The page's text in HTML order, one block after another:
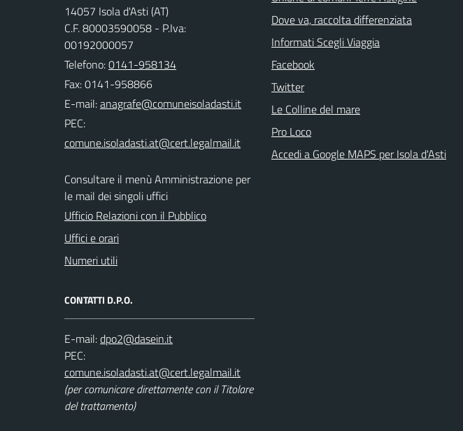
14057 Isola d'Asti (AT)
C.F. 80003590058 - P.Iva:
00192000057
Telefono:0141-958134
Fax: 0141-958866
E-mail:
PEC:
Consultare il menù Amministrazione per
le mail dei singoli uffici
Ufficio Relazioni con il Pubblico
Uffici e orari
Numeri utili
CONTATTI D.P.O.
E-mail:
PEC:
(per comunicare direttamente con il Titolare
del trattamento)
Dove va, raccolta differenziata
Informati Scegli Viaggia
Facebook
Twitter
Le Colline del mare
Pro Loco
Accedi a Google MAPS per Isola d'Asti